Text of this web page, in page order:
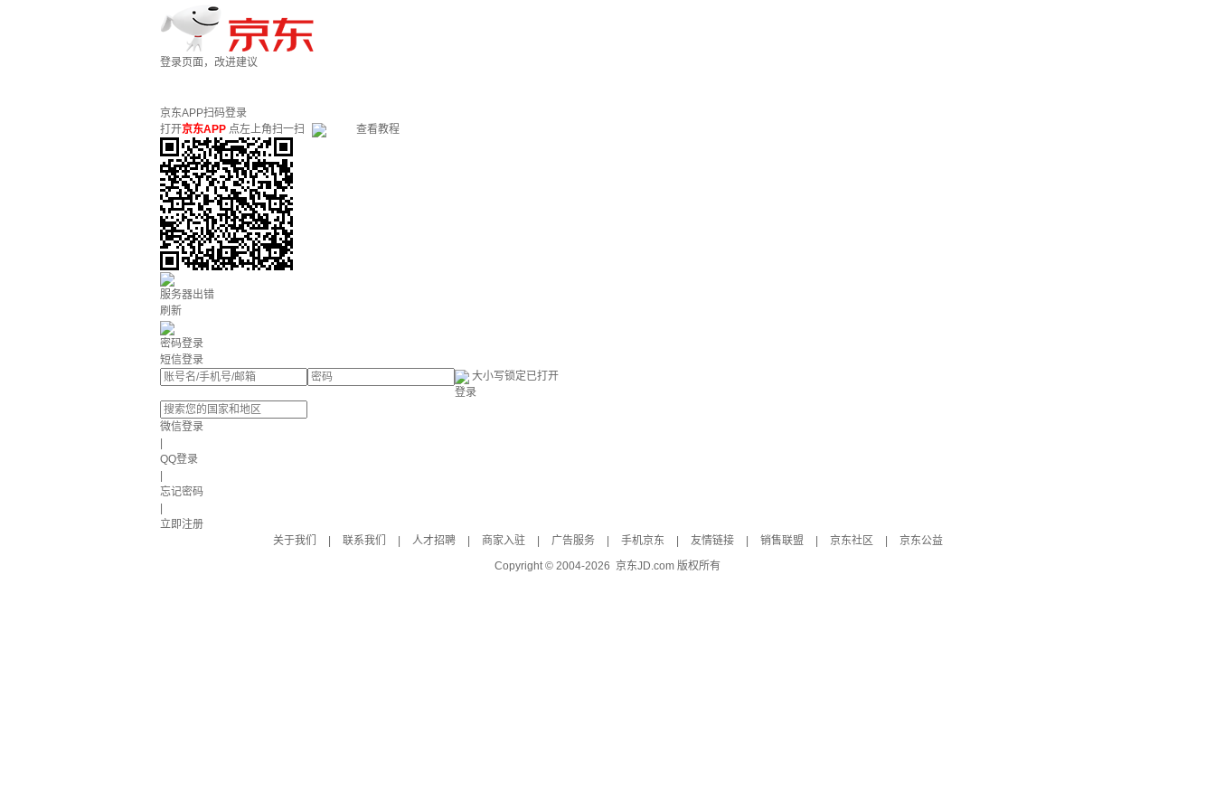
登录页面，改进建议
京东APP扫码登录
打开京东APP 点左上角扫一扫 查看教程
服务器出错
刷新
密码登录
短信登录
大小写锁定已打开
登录
微信登录
QQ登录
忘记密码
立即注册
关于我们
联系我们 人才招聘 商家入驻 广告服务 手机京东 友情链接 销售联盟 京东社区
京东公益
Copyright © 2004-2026 京东JD.com 版权所有